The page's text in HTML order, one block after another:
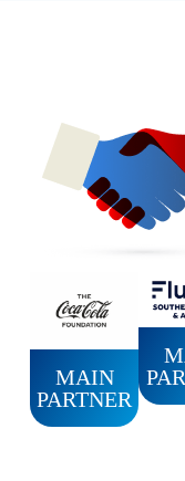
MAIN
PARTNER